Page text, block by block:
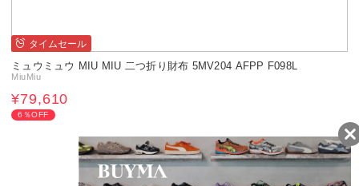
タイムセール
ミュウミュウ MIU MIU 二つ折り財布 5MV204 AFPP F098L
MiuMiu
¥79,610
6％OFF